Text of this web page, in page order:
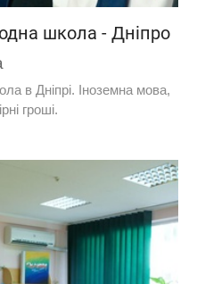
школа - Дніпро
в Дніпрі. Іноземна мова,
гроші.